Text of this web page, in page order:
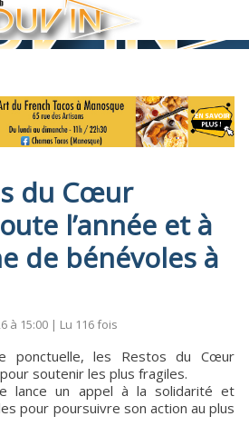
du Cœur
l’année et à
de bénévoles à
à 15:00 | Lu 116 fois
ponctuelle, les Restos du Cœur
soutenir les plus fragiles.
lance un appel à la solidarité et
pour poursuivre son action au plus